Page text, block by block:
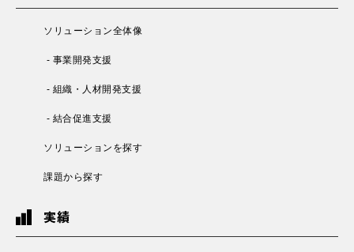
ソリューション全体像
- 事業開発支援
- 組織・人材開発支援
- 結合促進支援
ソリューションを探す
課題から探す
実績